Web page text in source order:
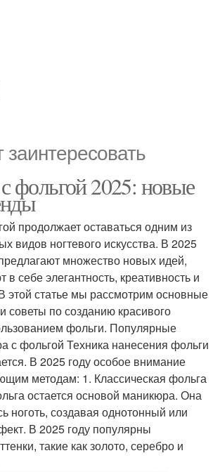
фольгой 2025: новые
продолжает оставаться одним из
видов ногтевого искусства. В 2025
множество новых идей,
в себе элегантность, креативность и
этой статье мы рассмотрим основные
советы по созданию красивого
фольги. Популярные
с фольгой Техника нанесения фольги
В 2025 году особое внимание
методам: 1. Классическая фольга
остается основой маникюра. Она
ноготь, создавая однотонный или
В 2025 году популярны
такие как золото, серебро и